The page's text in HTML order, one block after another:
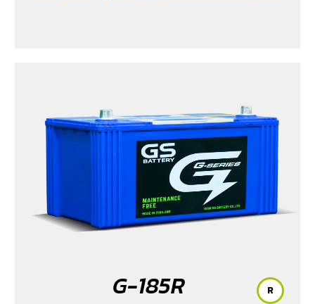
G-185R R